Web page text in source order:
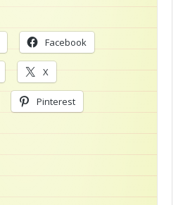
Facebook
X
Pinterest